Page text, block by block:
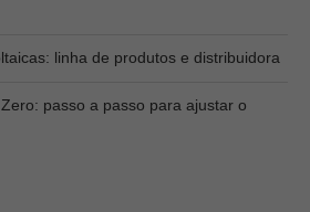
linha de produtos e distribuidora
passo a passo para ajustar o